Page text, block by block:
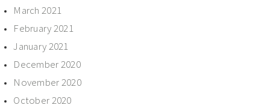
March 2021
February 2021
January 2021
December 2020
November 2020
October 2020